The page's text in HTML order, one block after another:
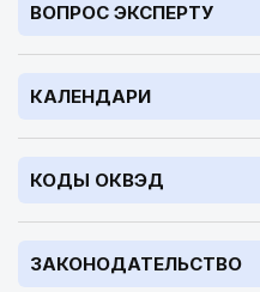
ВОПРОС ЭКСПЕРТУ
КАЛЕНДАРИ
КОДЫ ОКВЭД
ЗАКОНОДАТЕЛЬСТВО